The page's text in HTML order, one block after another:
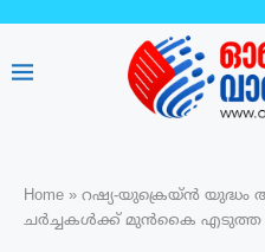
Home » റഷ്യ-യുക്രെയ്ൻ യുദ്ധം
ചർച്ചകൾക്ക് മുൻകൈ എടുത്ത